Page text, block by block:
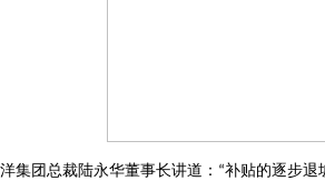
集团总裁陆永华董事长讲道： “补贴的逐步退